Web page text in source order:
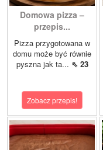
Domowa pizza –
przepis...
Pizza przygotowana w
domu może być równie
pyszna jak ta... ⇖ 23
Zobacz przepis!